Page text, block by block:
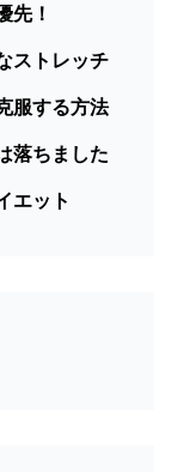
先！
ストレッチ
服する方法
落ちました
エット